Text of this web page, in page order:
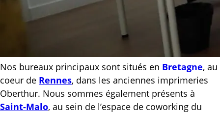
Nos bureaux principaux sont situés en Bretagne, au
coeur de Rennes, dans les anciennes imprimeries
Oberthur. Nous sommes également présents à
Saint-Malo, au sein de l’espace de coworking du